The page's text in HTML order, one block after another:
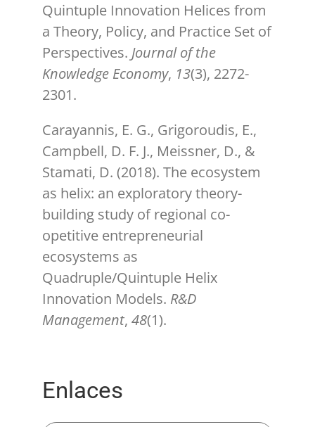
Quintuple Innovation Helices from
a Theory, Policy, and Practice Set of
Perspectives. Journal of the
Knowledge Economy, 13(3), 2272-
2301.
Carayannis, E. G., Grigoroudis, E.,
Campbell, D. F. J., Meissner, D., &
Stamati, D. (2018). The ecosystem
as helix: an exploratory theory-
building study of regional co-
opetitive entrepreneurial
ecosystems as
Quadruple/Quintuple Helix
Innovation Models. R&D
Management, 48(1).
Enlaces